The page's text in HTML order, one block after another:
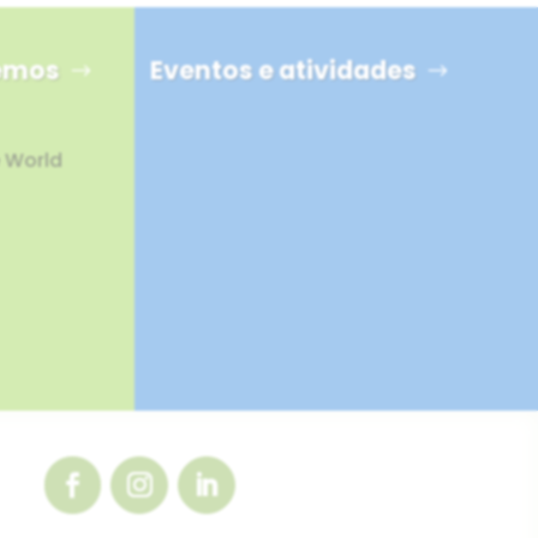
World
Eventos e atividades